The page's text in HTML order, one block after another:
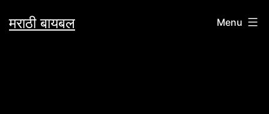
toमराठी बायबल Menu